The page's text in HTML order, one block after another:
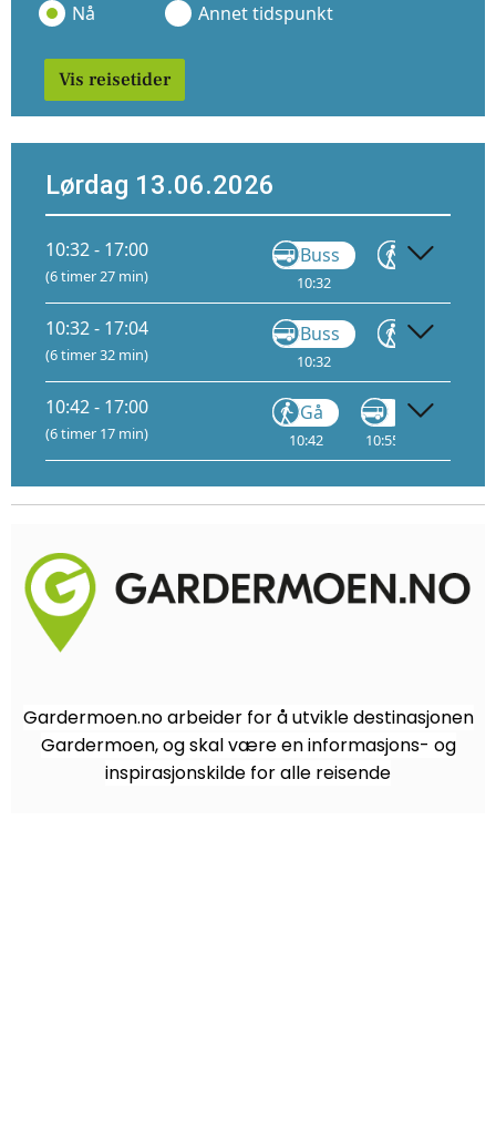
Nå Annet tidspunkt
Vis reisetider
Lørdag 13.06.2026
10:32 - 17:00
(6 timer 27 min)
Buss
10:32
Gå
10:32 - 17:04
(6 timer 32 min)
Buss
10:32
Gå
10:42 - 17:00
(6 timer 17 min)
Gå
10:42 10:55
Gardermoen.no arbeider for å utvikle destinasjonen
Gardermoen, og skal være en informasjons- og
inspirasjonskilde for alle reisende